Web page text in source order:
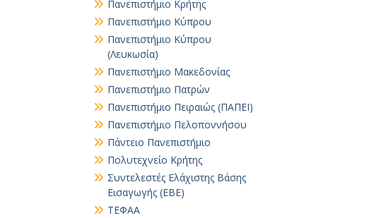
Πανεπιστήμιο Κρήτης
Πανεπιστήμιο Κύπρου
Πανεπιστήμιο Κύπρου
(Λευκωσία)
Πανεπιστήμιο Μακεδονίας
Πανεπιστήμιο Πατρών
Πανεπιστήμιο Πειραιώς (ΠΑΠΕΙ)
Πανεπιστήμιο Πελοποννήσου
Πάντειο Πανεπιστήμιο
Πολυτεχνείο Κρήτης
Συντελεστές Ελάχιστης Βάσης
Εισαγωγής (ΕΒΕ)
ΤΕΦΑΑ